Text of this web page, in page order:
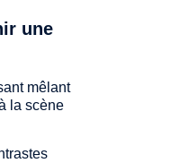
une
mêlant
la scène